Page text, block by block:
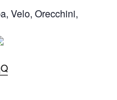
Velo, Orecchini,